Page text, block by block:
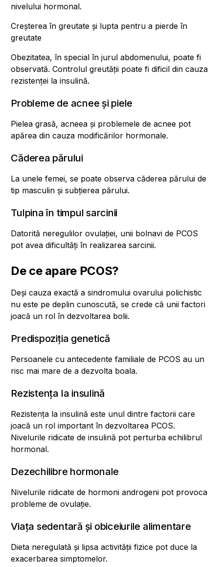
nivelului hormonal.
Creșterea în greutate și lupta pentru a pierde în
greutate
Obezitatea, în special în jurul abdomenului, poate fi
observată. Controlul greutății poate fi dificil din cauza
rezistenței la insulină.
Probleme de acnee și piele
Pielea grasă, acneea și problemele de acnee pot
apărea din cauza modificărilor hormonale.
Căderea părului
La unele femei, se poate observa căderea părului de
tip masculin și subțierea părului.
Tulpina în timpul sarcinii
Datorită neregulilor ovulației, unii bolnavi de PCOS
pot avea dificultăți în realizarea sarcinii.
De ce apare PCOS?
Deși cauza exactă a sindromului ovarului polichistic
nu este pe deplin cunoscută, se crede că unii factori
joacă un rol în dezvoltarea bolii.
Predispoziția genetică
Persoanele cu antecedente familiale de PCOS au un
risc mai mare de a dezvolta boala.
Rezistența la insulină
Rezistența la insulină este unul dintre factorii care
joacă un rol important în dezvoltarea PCOS.
Nivelurile ridicate de insulină pot perturba echilibrul
hormonal.
Dezechilibre hormonale
Nivelurile ridicate de hormoni androgeni pot provoca
probleme de ovulație.
Viața sedentară și obiceiurile alimentare
Dieta neregulată și lipsa activității fizice pot duce la
exacerbarea simptomelor.